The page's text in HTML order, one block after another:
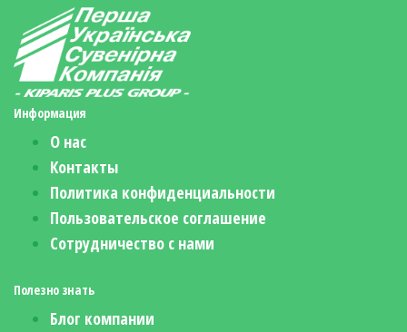
Информация
О нас
Контакты
Политика конфиденциальности
Пользовательское соглашение
Сотрудничество с нами
Полезно знать
Блог компании